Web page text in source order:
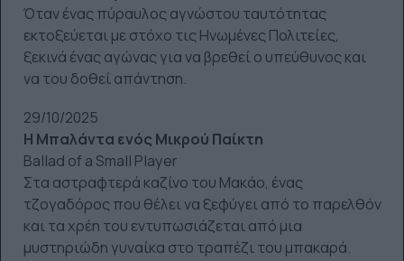
Όταν ένας πύραυλος αγνώστου ταυτότητας
εκτοξεύεται με στόχο τις Ηνωμένες Πολιτείες,
ξεκινά ένας αγώνας για να βρεθεί ο υπεύθυνος και
να του δοθεί απάντηση.
29/10/2025
Η Μπαλάντα ενός Μικρού Παίκτη
Ballad of a Small Player
Στα αστραφτερά καζίνο του Μακάο, ένας
τζογαδόρος που θέλει να ξεφύγει από το παρελθόν
και τα χρέη του εντυπωσιάζεται από μια
μυστηριώδη γυναίκα στο τραπέζι του μπακαρά.